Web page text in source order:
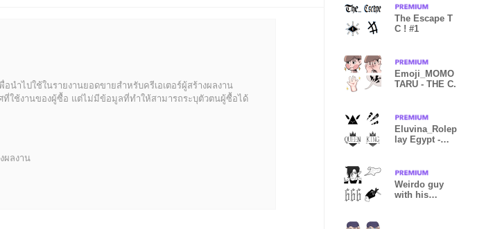
อนำไปใช้ในรายงานยอดขายสำหรับครีเอเตอร์ผู้สร้างผลงาน
ใช้งานของผู้ซื้อ แต่ไม่มีข้อมูลที่ทำให้สามารถระบุตัวตนผู้ซื้อได้
ผลงาน
The Escape T
C ! #1
Emoji_MOMO
TARU - THE C.
Eluvina_Rolep
lay Egypt -
Weirdo guy
with his